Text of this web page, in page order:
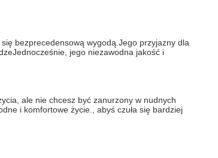
bezprecedensową wygodą.Jego przyjazny dla
jego niezawodna jakość i
ale nie chcesz być zanurzony w nudnych
i komfortowe życie., abyś czuła się bardziej